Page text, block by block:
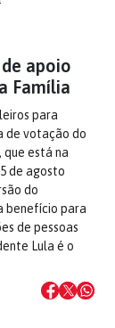
apoio
Família
para
de votação do
está na
de agosto
do
benefício para
de pessoas
Lula é o